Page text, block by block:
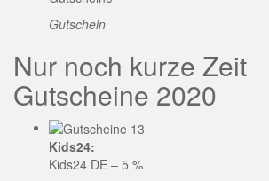
Gutschein
Nur noch kurze Zeit
Gutscheine 2020
Kids24:
Kids24 DE – 5 %